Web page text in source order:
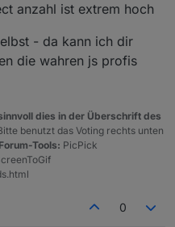
anzahl ist extrem hoch
- da kann ich dir
die wahren js profis
dies in der Überschrift des
benutzt das Voting rechts unten
Forum-Tools: PicPick
0